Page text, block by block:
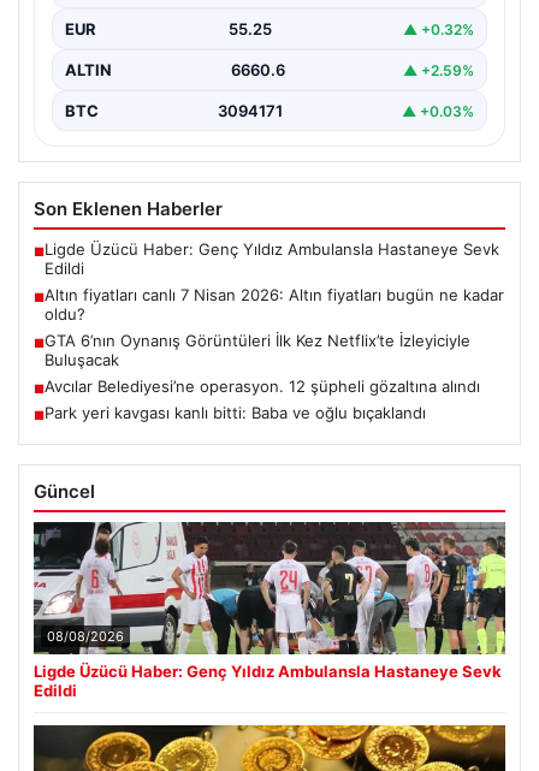
EUR 55.25 ▲ +0.32%
ALTIN 6660.6 ▲ +2.59%
BTC 3094171 ▲ +0.03%
Son Eklenen Haberler
■Ligde Üzücü Haber: Genç Yıldız Ambulansla Hastaneye Sevk
Edildi
■Altın fiyatları canlı 7 Nisan 2026: Altın fiyatları bugün ne kadar
oldu?
■GTA 6’nın Oynanış Görüntüleri İlk Kez Netflix’te İzleyiciyle
Buluşacak
■Avcılar Belediyesi’ne operasyon. 12 şüpheli gözaltına alındı
■Park yeri kavgası kanlı bitti: Baba ve oğlu bıçaklandı
Güncel
08/08/2026
Ligde Üzücü Haber: Genç Yıldız Ambulansla Hastaneye Sevk
Edildi